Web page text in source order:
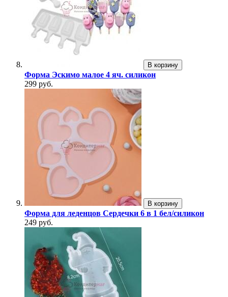
В корзину
Форма Эскимо малое 4 яч. силикон
299 руб.
В корзину
Форма для леденцов Сердечки 6 в 1 бел/силикон
249 руб.